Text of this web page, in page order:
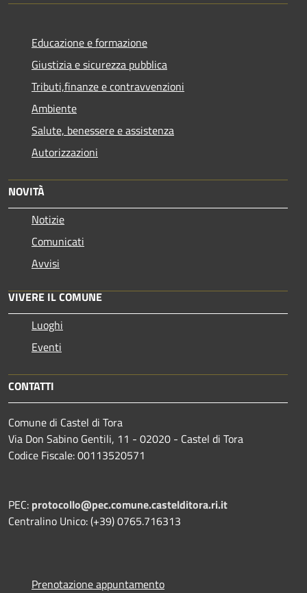
Educazione e formazione
Giustizia e sicurezza pubblica
Tributi,finanze e contravvenzioni
Ambiente
Salute, benessere e assistenza
Autorizzazioni
NOVITÀ
Notizie
Comunicati
Avvisi
VIVERE IL COMUNE
Luoghi
Eventi
CONTATTI
Comune di Castel di Tora
Via Don Sabino Gentili, 11 - 02020 - Castel di Tora
Codice Fiscale: 00113520571
PEC: protocollo@pec.comune.castelditora.ri.it
Centralino Unico: (+39) 0765.716313
Prenotazione appuntamento